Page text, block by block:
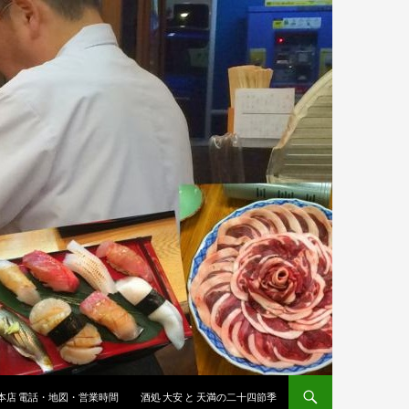
店 電話・地図・営業時間 酒処 大安 と 天満の二十四節季